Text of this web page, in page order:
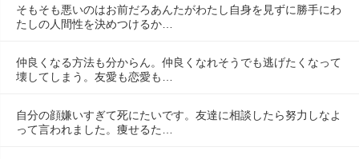
そもそも悪いのはお前だろあんたがわたし自身を見ずに勝手にわ
たしの人間性を決めつけるか…
仲良くなる方法も分からん。仲良くなれそうでも逃げたくなって
壊してしまう。友愛も恋愛も…
自分の顔嫌いすぎて死にたいです。友達に相談したら努力しなよ
って言われました。痩せるた…